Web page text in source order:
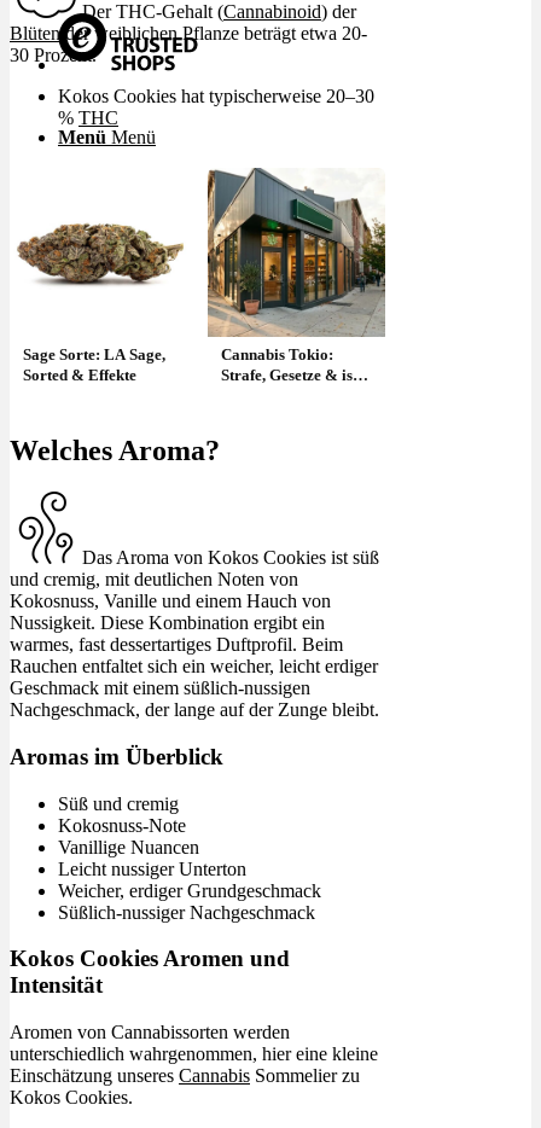
Menü Menü
Der THC-Gehalt (Cannabinoid) der
Blütender weiblichen Pflanze beträgt etwa 20-
30 Prozent.
Kokos Cookies hat typischerweise 20–30
% THC
Sage Sorte: LA Sage,
Sorted & Effekte
Cannabis Tokio:
Strafe, Gesetze & ist
Welches Aroma?
Das Aroma von Kokos Cookies ist süß
und cremig, mit deutlichen Noten von
Kokosnuss, Vanille und einem Hauch von
Nussigkeit. Diese Kombination ergibt ein
warmes, fast dessertartiges Duftprofil. Beim
Rauchen entfaltet sich ein weicher, leicht erdiger
Geschmack mit einem süßlich-nussigen
Nachgeschmack, der lange auf der Zunge bleibt.
Aromas im Überblick
Süß und cremig
Kokosnuss-Note
Vanillige Nuancen
Leicht nussiger Unterton
Weicher, erdiger Grundgeschmack
Süßlich-nussiger Nachgeschmack
Kokos Cookies Aromen und
Intensität
Aromen von Cannabissorten werden
unterschiedlich wahrgenommen, hier eine kleine
Einschätzung unseres Cannabis Sommelier zu
Kokos Cookies.